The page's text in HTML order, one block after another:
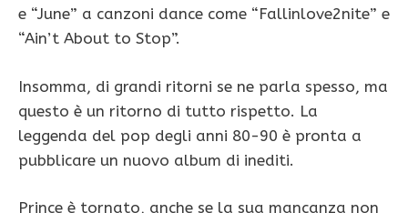
e “June” a canzoni dance come “Fallinlove2nite” e
“Ain’t About to Stop”.
Insomma, di grandi ritorni se ne parla spesso, ma
questo è un ritorno di tutto rispetto. La
leggenda del pop degli anni 80-90 è pronta a
pubblicare un nuovo album di inediti.
Prince è tornato, anche se la sua mancanza non